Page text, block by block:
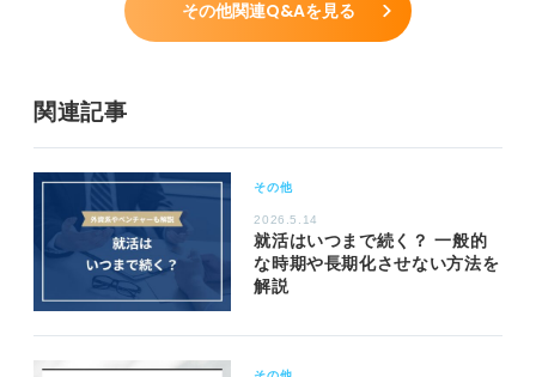
その他関連Q&Aを見る
関連記事
その他
2026.5.14
就活はいつまで続く？ 一般的
な時期や長期化させない方法を
解説